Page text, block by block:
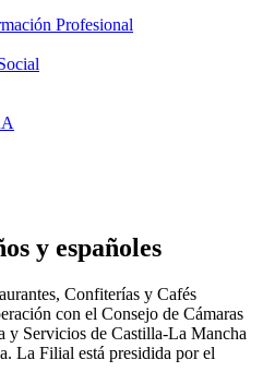
Profesional
y españoles
Confiterías y Cafés
con el Consejo de Cámaras
y Servicios de Castilla-La Mancha
La Filial está presidida por el